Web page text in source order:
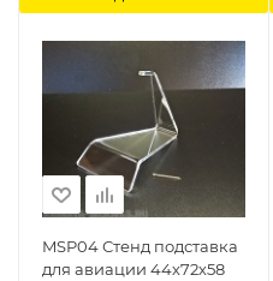
MSP04 Стенд подставка
для авиации 44х72х58